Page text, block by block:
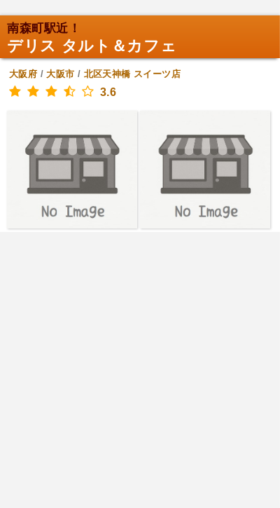
南森町駅近！
デリス タルト＆カフェ
大阪府 /大阪市 / 北区天神橋 スイーツ店
3.6